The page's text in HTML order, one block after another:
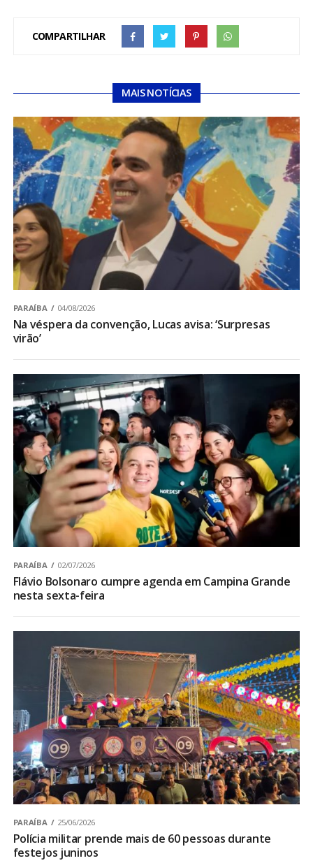
COMPARTILHAR
MAIS NOTÍCIAS
PARAÍBA 04/08/2026
Na véspera da convenção, Lucas avisa: ‘Surpresas
virão’
PARAÍBA 02/07/2026
Flávio Bolsonaro cumpre agenda em Campina Grande
nesta sexta-feira
PARAÍBA 25/06/2026
Polícia militar prende mais de 60 pessoas durante
festejos juninos